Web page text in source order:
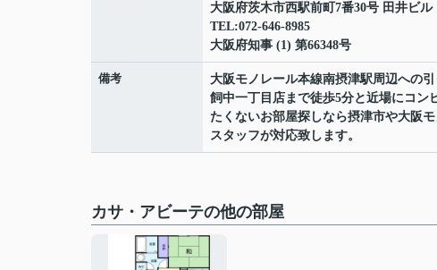
大阪府茨木市西駅前町7番30号 田井ビル
TEL:072-646-8985
大阪府知事 (1) 第66348号
備考
大阪モノレール本線南摂津駅周辺への
飼中一丁目店まで徒歩5分と近場にコン
たくないお部屋探しなら摂津市や大阪
スタッフが対応致します。
カサ・アビーテの他の部屋